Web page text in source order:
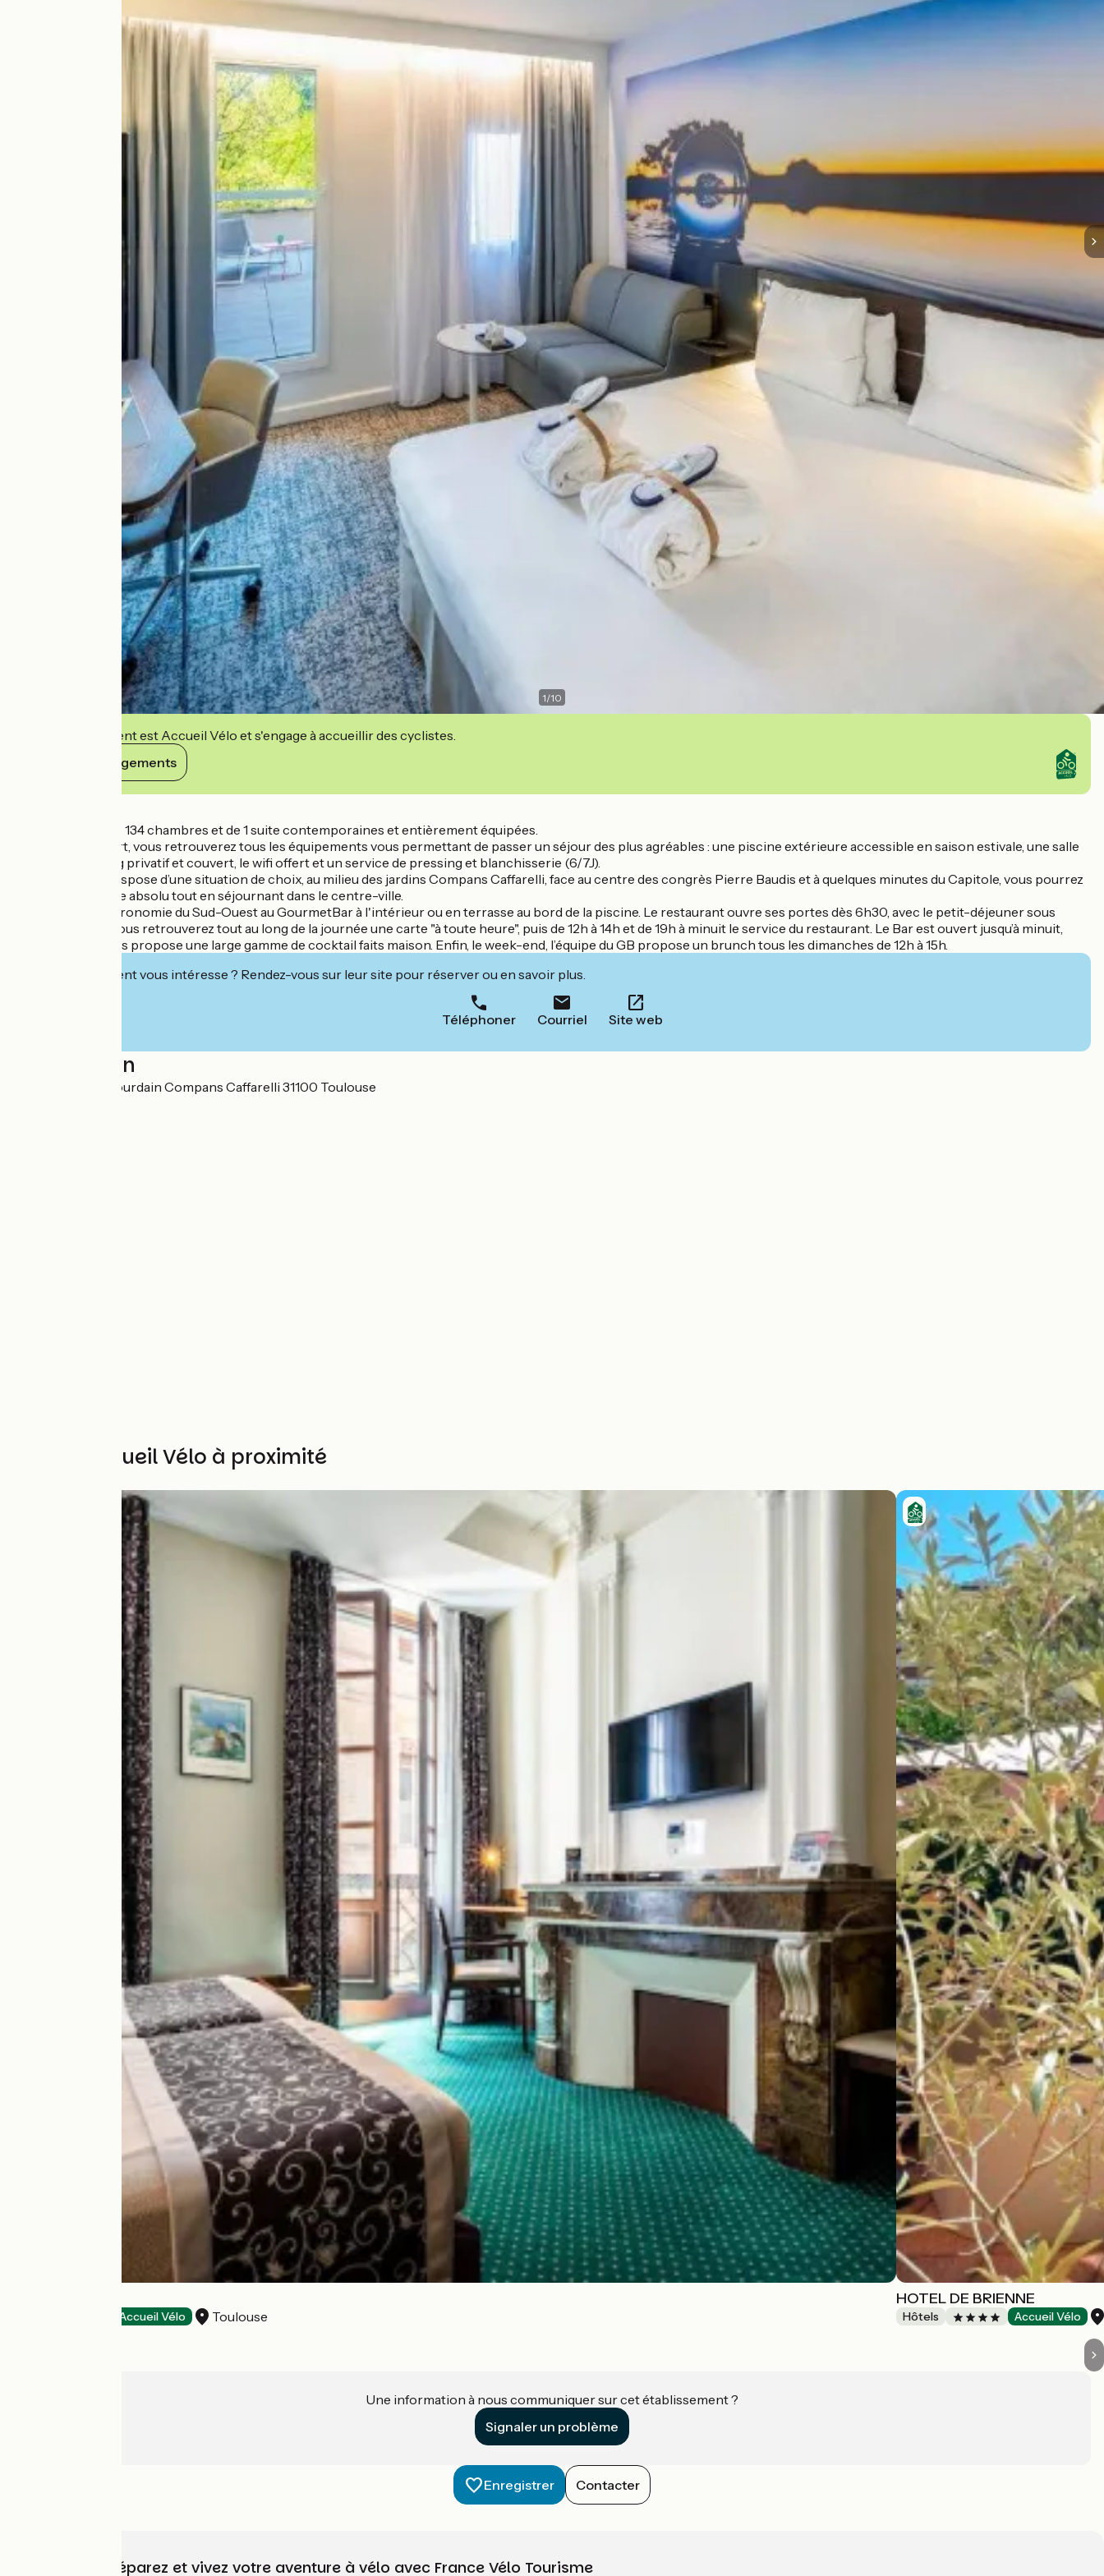
1/10
Cet établissement est Accueil Vélo et s'engage à accueillir des cyclistes.
Voir ses engagements
L'hôtel dispose de 134 chambres et de 1 suite contemporaines et entièrement équipées.
Pour votre confort, vous retrouverez tous les équipements vous permettant de passer un séjour des plus agréables : une piscine extérieure accessible en saison estivale, une salle
fitness, un parking privatif et couvert, le wifi offert et un service de pressing et blanchisserie (6/7J).
L’établissement dispose d’une situation de choix, au milieu des jardins Compans Caffarelli, face au centre des congrès Pierre Baudis et à quelques minutes du Capitole, vous pourrez
profiter d’un calme absolu tout en séjournant dans le centre-ville.
Découvrez la gastronomie du Sud-Ouest au GourmetBar à l'intérieur ou en terrasse au bord de la piscine. Le restaurant ouvre ses portes dès 6h30, avec le petit-déjeuner sous
forme de buffet, vous retrouverez tout au long de la journée une carte "à toute heure", puis de 12h à 14h et de 19h à minuit le service du restaurant. Le Bar est ouvert jusqu’à minuit,
notre barman vous propose une large gamme de cocktail faits maison. Enfin, le week-end, l’équipe du GB propose un brunch tous les dimanches de 12h à 15h.
Cet établissement vous intéresse ? Rendez-vous sur leur site pour réserver ou en savoir plus.
Téléphoner Courriel Site web
Localisation
5 Place Alfonse Jourdain Compans Caffarelli 31100 Toulouse
Autres Accueil Vélo à proximité
Accueil Vélo Toulouse
HOTEL DE BRIENNE
Hôtels Accueil Vélo
Une information à nous communiquer sur cet établissement ?
Signaler un problème
Enregistrer Contacter
Choisissez, préparez et vivez votre aventure à vélo avec France Vélo Tourisme